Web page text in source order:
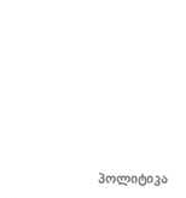
პოლიტიკა